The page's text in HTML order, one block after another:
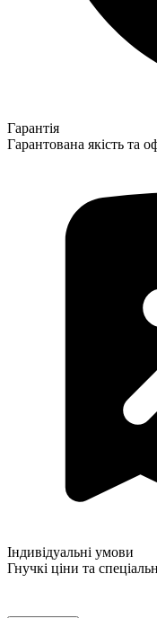
Гарантія
Гарантована якість та
Індивідуальні умови
Гнучкі ціни та